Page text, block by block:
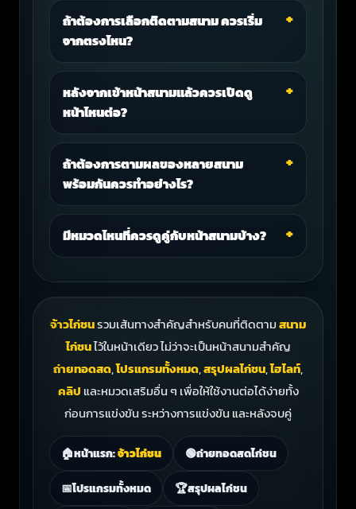
ถ้าต้องการเลือกติดตามสนาม ควรเริ่ม
จากตรงไหน?
หลังจากเข้าหน้าสนามแล้วควรเปิดดู
หน้าไหนต่อ?
ถ้าต้องการตามผลของหลายสนาม
พร้อมกันควรทำอย่างไร?
มีหมวดไหนที่ควรดูคู่กับหน้าสนามบ้าง?
จ้าวไก่ชนรวมเส้นทางสำคัญสำหรับคนที่ติดตามสนาม
ไก่ชนไว้ในหน้าเดียว ไม่ว่าจะเป็นหน้าสนามสำคัญ
ถ่ายทอดสด,โปรแกรมทั้งหมด,สรุปผลไก่ชน,ไฮไลท์,
คลิป และหมวดเสริมอื่น ๆ เพื่อให้ใช้งานต่อได้ง่ายทั้ง
ก่อนการแข่งขัน ระหว่างการแข่งขัน และหลังจบคู่
🏠หน้าแรก:จ้าวไก่ชน 🟢ถ่ายทอดสดไก่ชน
📅โปรแกรมทั้งหมด 🏆สรุปผลไก่ชน